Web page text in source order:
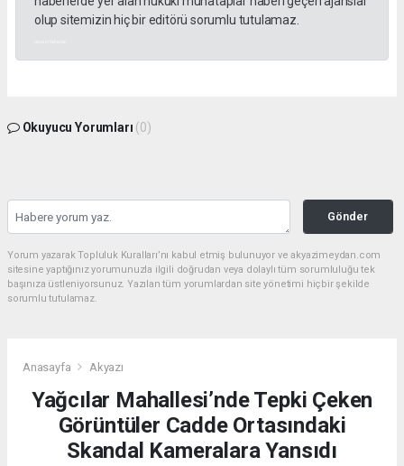
olup sitemizin hiç bir editörü sorumlu tutulamaz.
Okuyucu Yorumları (0)
Gönder
Yorum yazarak Topluluk Kuralları’nı kabul etmiş bulunuyor ve akyazimeydan.com
sitesine yaptığınız yorumunuzla ilgili doğrudan veya dolaylı tüm sorumluluğu tek
başınıza üstleniyorsunuz. Yazılan tüm yorumlardan site yönetimi hiçbir şekilde
sorumlu tutulamaz.
Anasayfa Akyazı
Yağcılar Mahallesi’nde Tepki Çeken
Görüntüler Cadde Ortasındaki
Skandal Kameralara Yansıdı